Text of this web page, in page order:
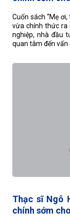
Cuốn sách “Mẹ
vừa chính thức ra
nghiệp, nhà đầu
quan tâm đến vấn
Thạc sĩ Ngô
chính sớm